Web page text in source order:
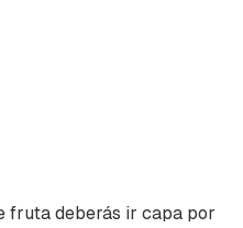
fruta deberás ir capa por